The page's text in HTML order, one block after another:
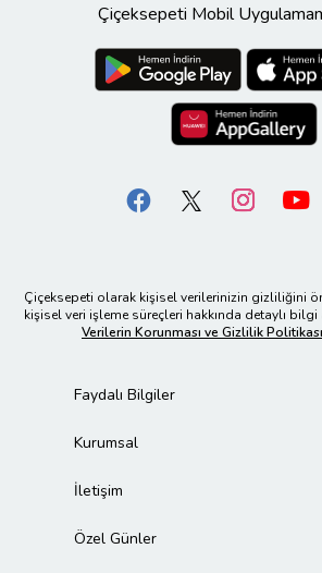
Çiçeksepeti Mobil
Çiçeksepeti olarak kişisel verilerinizin gizliliğini
kişisel veri işleme süreçleri hakkında detaylı
Verilerin Korunması ve Gizlilik Politikası
Faydalı Bilgiler
Kurumsal
İletişim
Özel Günler